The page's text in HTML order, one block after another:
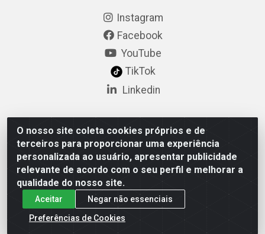
O nosso site coleta cookies próprios e de
terceiros para proporcionar uma experiência
personalizada ao usuário, apresentar publicidade
relevante de acordo com o seu perfil e melhorar a
qualidade do nosso site.
Aceitar
Negar não essenciais
Preferências de Cookies
Instagram
Facebook
YouTube
TikTok
Linkedin
Pulsar Tecnologia Industria e Comercio LTDA - Rua
Lagrange, 132 - Socorro, São Paulo/SP - CEP 04.761-
050 - CNPJ 52.098.860/0001-03